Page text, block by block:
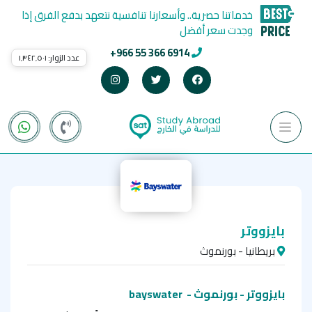
+966 55 366 6914
خدماتنا حصرية.. وأسعارنا تنافسية نتعهد بدفع الفرق إذا
وجدت سعر أفضل
عدد الزوار: ١٬٣٤٢٬٥٠١
بايزووتر
بريطانيا - بورنموث
بايزووتر - بورنموث - bayswater